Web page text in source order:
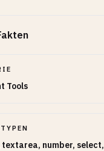
Tools
number, select,